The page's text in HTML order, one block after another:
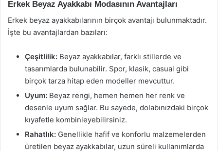
Erkek Beyaz Ayakkabı Modasının Avantajları
Erkek beyaz ayakkabılarının birçok avantajı bulunmaktadır.
İşte bu avantajlardan bazıları:
Çeşitlilik: Beyaz ayakkabılar, farklı stillerde ve
tasarımlarda bulunabilir. Spor, klasik, casual gibi
birçok tarza hitap eden modeller mevcuttur.
Uyum: Beyaz rengi, hemen hemen her renk ve
desenle uyum sağlar. Bu sayede, dolabınızdaki birçok
kıyafetle kombinleyebilirsiniz.
Rahatlık: Genellikle hafif ve konforlu malzemelerden
üretilen beyaz ayakkabılar, uzun süreli kullanımlarda